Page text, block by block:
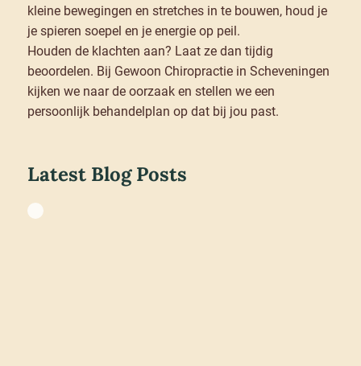
kleine bewegingen en stretches in te bouwen, houd je
je spieren soepel en je energie op peil.
Houden de klachten aan? Laat ze dan tijdig
beoordelen. Bij Gewoon Chiropractie in Scheveningen
kijken we naar de oorzaak en stellen we een
persoonlijk behandelplan op dat bij jou past.
Latest Blog Posts